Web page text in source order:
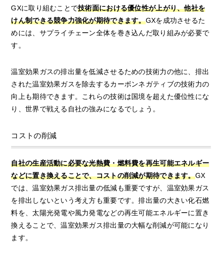
GXに取り組むことで技術面における優位性が上がり、他社を
けん制できる競争力強化が期待できます。GXを成功させるた
めには、サプライチェーン全体を巻き込んだ取り組みが必要で
す。
温室効果ガスの排出量を低減させるための技術力の他に、排出
された温室効果ガスを除去するカーボンネガティブの技術力の
向上も期待できます。これらの技術は国境を超えた優位性にな
り、世界で戦える自社の強みになるでしょう。
コストの削減
自社の生産活動に必要な光熱費・燃料費を再生可能エネルギー
などに置き換えることで、コストの削減が期待できます。GX
では、温室効果ガス排出量の低減も重要ですが、温室効果ガス
を排出しないという考え方も重要です。排出量の大きい化石燃
料を、太陽光発電や風力発電などの再生可能エネルギーに置き
換えることで、温室効果ガス排出量の大幅な削減が可能になり
ます。